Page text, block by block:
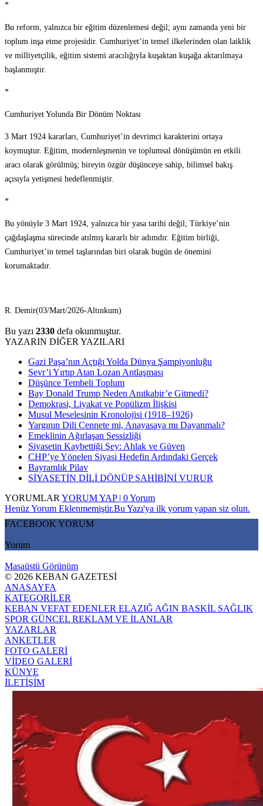
*
Bu reform, yalnızca bir eğitim düzenlemesi değil; aynı zamanda yeni bir
toplum inşa etme projesidir. Cumhuriyet’in temel ilkelerinden olan laiklik
ve milliyetçilik, eğitim sistemi aracılığıyla kuşaktan kuşağa aktarılmaya
başlanmıştır.
*
Cumhuriyet Yolunda Bir Dönüm Noktası
3 Mart 1924 kararları, Cumhuriyet’in devrimci karakterini ortaya
koymuştur. Eğitim, modernleşmenin ve toplumsal dönüşümün en etkili
aracı olarak görülmüş; bireyin özgür düşünceye sahip, bilimsel bakış
açısıyla yetişmesi hedeflenmiştir.
*
Bu yönüyle 3 Mart 1924, yalnızca bir yasa tarihi değil; Türkiye’nin
çağdaşlaşma sürecinde atılmış kararlı bir adımdır. Eğitim birliği,
Cumhuriyet’in temel taşlarından biri olarak bugün de önemini
korumaktadır.
R. Demir(03/Mart/2026-Altınkum)
Bu yazı 2330 defa okunmuştur.
YAZARIN DİĞER YAZILARI
Gazi Paşa’nın Açtığı Yolda Dünya Şampiyonluğu
Sevr’i Yırtıp Atan Lozan Antlaşması
Düşünce Tembeli Toplum
Bay Donald Trump Neden Anıtkabir’e Gitmedi?
Demokrasi, Liyakat ve Popülizm İlişkisi
Musul Meselesinin Kronolojisi (1918–1926)
Yargının Dili Cennete mi, Anayasaya mı Dayanmalı?
Emeklinin Ağırlaşan Sessizliği
Siyasetin Kaybettiği Şey: Ahlak ve Güven
CHP’ye Yönelen Siyasi Hedefin Ardındaki Gerçek
Bayramlık Pilav
SİYASETİN DİLİ DÖNÜP SAHİBİNİ VURUR
YORUMLAR YORUM YAP | 0 Yorum
Henüz Yorum Eklenmemiştir.Bu Yazı'ya ilk yorum yapan siz olun.
FACEBOOK YORUM
Yorum
Masaüstü Görünüm
© 2026 KEBAN GAZETESİ
ANASAYFA
KATEGORİLER
KEBAN VEFAT EDENLER ELAZIĞ AĞIN BASKİL SAĞLIK
SPOR GÜNCEL REKLAM VE İLANLAR
YAZARLAR
ANKETLER
FOTO GALERİ
VİDEO GALERİ
KÜNYE
İLETİŞİM